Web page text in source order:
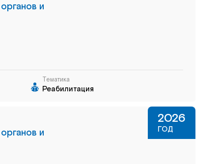
и
Тематика
Реабилитация
и
2026
ГОД